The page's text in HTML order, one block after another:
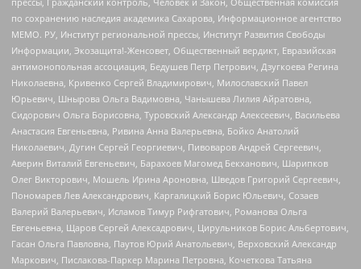
по сохранению наследия академика Сахарова, Информационное агентство
МЕМО. РУ, Институт региональной прессы, Институт Развития Свободы
Информации, Экозащита!-Женсовет, Общественный вердикт, Евразийская
антимонопольная ассоциация, Бедушев Петр Петрович, Дзугкоева Регина
Николаевна, Кривенко Сергей Владимирович, Милославский Павел
Юрьевич, Шнырова Ольга Вадимовна, Чанышева Лилия Айратовна,
Сидорович Ольга Борисовна, Туровский Александр Алексеевич, Васильева
Анастасия Евгеньевна, Ривина Анна Валерьевна, Бойко Анатолий
Николаевич, Дугин Сергей Георгиевич, Пивоваров Андрей Сергеевич,
Аверин Виталий Евгеньевич, Барахоев Магомед Бекханович, Шарипков
Олег Викторович, Мошель Ирина Ароновна, Шведов Григорий Сергеевич,
Пономарев Лев Александрович, Каргалицкий Борис Юльевич, Созаев
Валерий Валерьевич, Исламов Тимур Рифгатович, Романова Ольга
Евгеньевна, Щаров Сергей Алексадрович, Цирульников Борис Альбертович,
Гасан Ольга Павловна, Паутов Юрий Анатольевич, Верховский Александр
Маркович, Пислакова-Паркер Марина Петровна, Кочеткова Татьяна